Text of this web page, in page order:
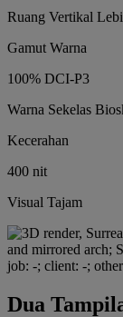
Ruang Vertikal
Gamut Warna
100% DCI-P3
Warna Sekelas
Kecerahan
400 nit
Visual Tajam
Dua